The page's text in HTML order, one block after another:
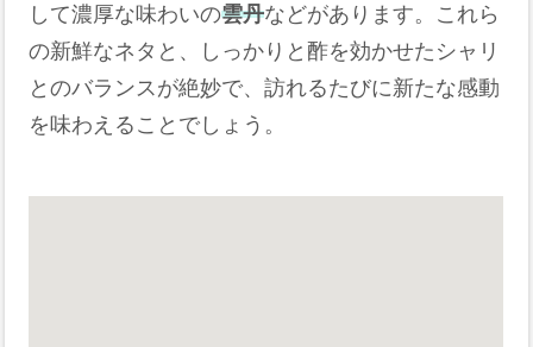
して濃厚な味わいの雲丹などがあります。これら
の新鮮なネタと、しっかりと酢を効かせたシャリ
とのバランスが絶妙で、訪れるたびに新たな感動
を味わえることでしょう。